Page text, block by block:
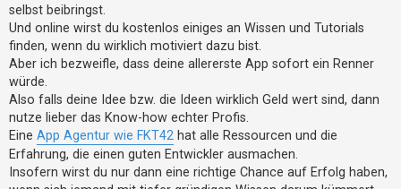
r
t
e
t
e
T
h
e
selbst beibringst.
Und online wirst du kostenlos einiges an Wissen und Tutorials
finden, wenn du wirklich motiviert dazu bist.
Aber ich bezweifle, dass deine allererste App sofort ein Renner
würde.
Also falls deine Idee bzw. die Ideen wirklich Geld wert sind, dann
nutze lieber das Know-how echter Profis.
Eine App Agentur wie FKT42 hat alle Ressourcen und die
Erfahrung, die einen guten Entwickler ausmachen.
Insofern wirst du nur dann eine richtige Chance auf Erfolg haben,